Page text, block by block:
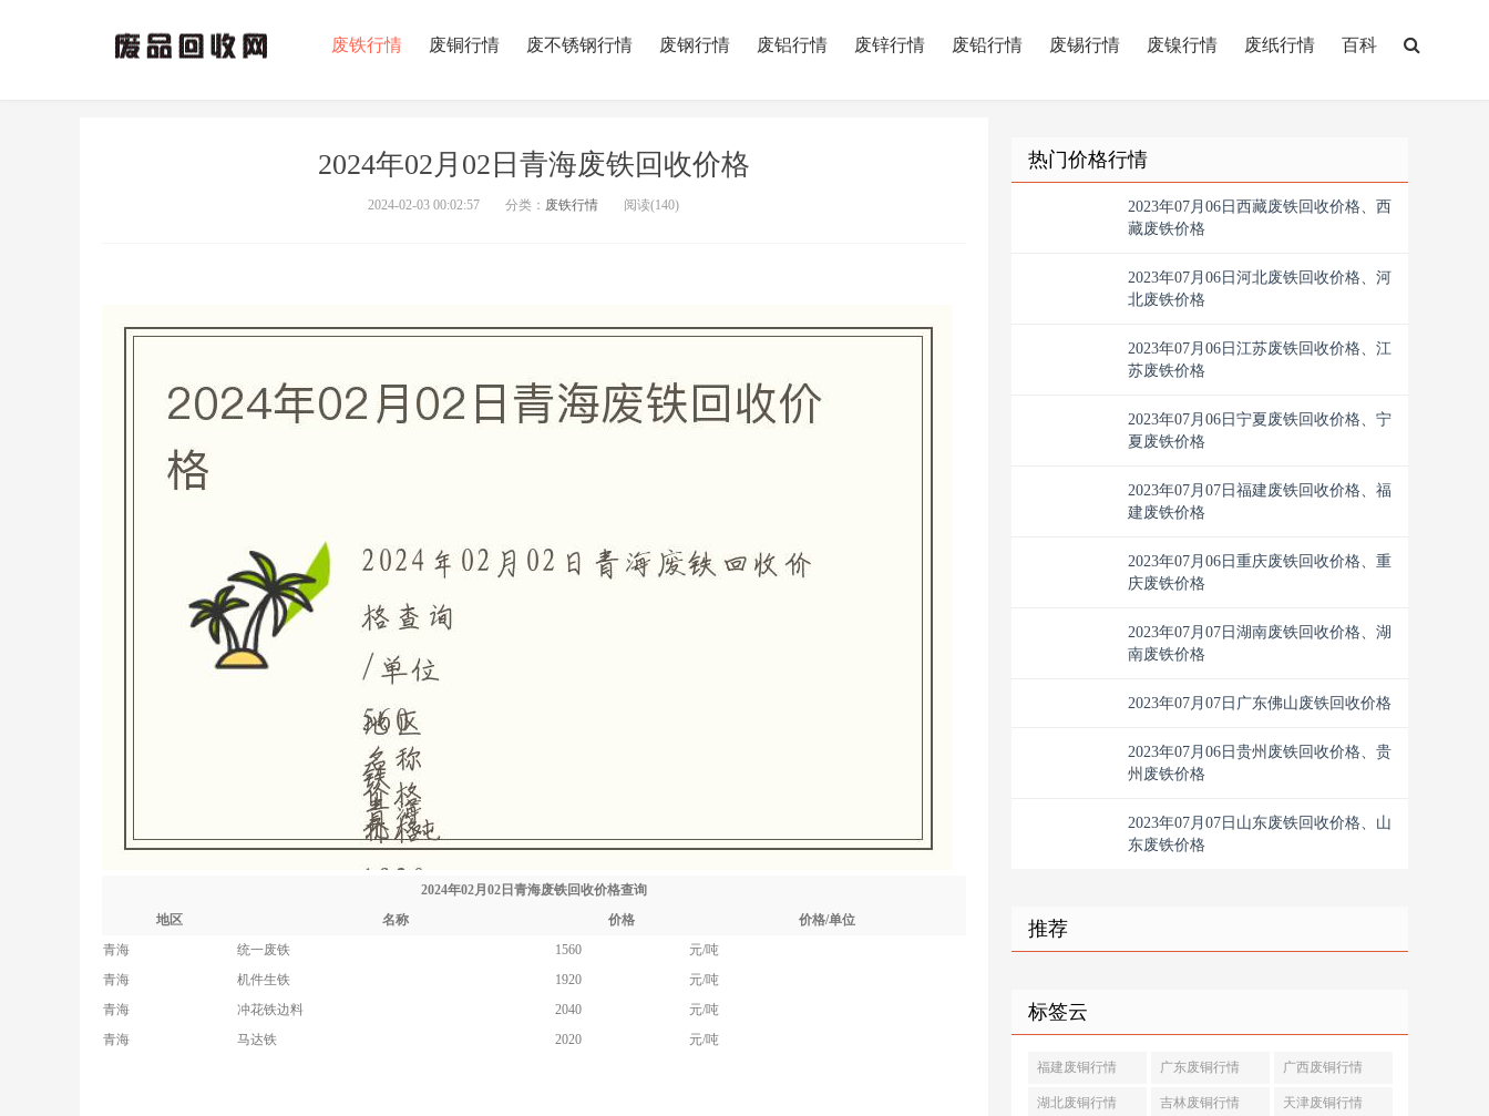
废铁行情 废铜行情 废不锈钢行情 废钢行情 废铝行情 废锌行情 废铅行情 废锡行情 废镍行情 废纸行情 百科
2024年02月02日青海废铁回收价格
2024-02-03 00:02:57 分类： 废铁行情 阅读(140)
2024年02月02日青海废铁回收价格查询
地区
名称 价格
价格/单位
青海
统一废铁 1560
元/吨
青海
机件生铁 1920
元/吨
青海
冲花铁边料 2040
元/吨
青海
马达铁 2020 元/吨
热门价格行情
2023年07月06日西藏废铁回收价格、西
藏废铁价格
2023年07月06日河北废铁回收价格、河
北废铁价格
2023年07月06日江苏废铁回收价格、江
苏废铁价格
2023年07月06日宁夏废铁回收价格、宁
夏废铁价格
2023年07月07日福建废铁回收价格、福
建废铁价格
2023年07月06日重庆废铁回收价格、重
庆废铁价格
2023年07月07日湖南废铁回收价格、湖
南废铁价格
2023年07月07日广东佛山废铁回收价格
2023年07月06日贵州废铁回收价格、贵
州废铁价格
2023年07月07日山东废铁回收价格、山
东废铁价格
推荐
标签云
福建废铜行情 广东废铜行情 广西废铜行情
湖北废铜行情 吉林废铜行情 天津废铜行情